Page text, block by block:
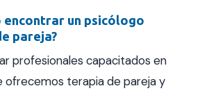
encontrar un psicólogo
pareja?
profesionales capacitados en
ofrecemos terapia de pareja y